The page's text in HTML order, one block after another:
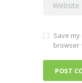
Save
browser